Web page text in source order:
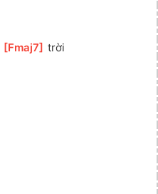
Fmaj7 ] trời